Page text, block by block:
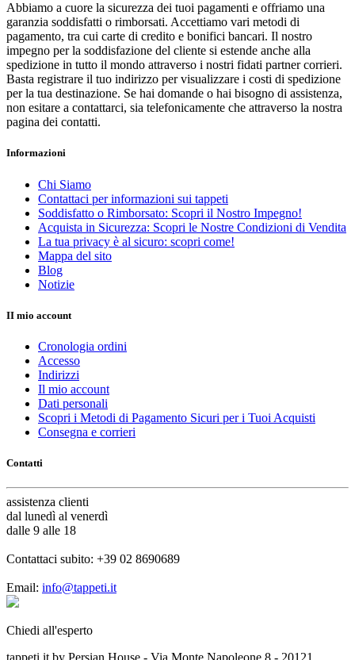
Abbiamo a cuore la sicurezza dei tuoi pagamenti e offriamo una
garanzia soddisfatti o rimborsati. Accettiamo vari metodi di
pagamento, tra cui carte di credito e bonifici bancari. Il nostro
impegno per la soddisfazione del cliente si estende anche alla
spedizione in tutto il mondo attraverso i nostri fidati partner corrieri.
Basta registrare il tuo indirizzo per visualizzare i costi di spedizione
per la tua destinazione. Se hai domande o hai bisogno di assistenza,
non esitare a contattarci, sia telefonicamente che attraverso la nostra
pagina dei contatti.
Informazioni
Chi Siamo
Contattaci per informazioni sui tappeti
Soddisfatto o Rimborsato: Scopri il Nostro Impegno!
Acquista in Sicurezza: Scopri le Nostre Condizioni di Vendita
La tua privacy è al sicuro: scopri come!
Mappa del sito
Blog
Notizie
II mio account
Cronologia ordini
Accesso
Indirizzi
Il mio account
Dati personali
Scopri i Metodi di Pagamento Sicuri per i Tuoi Acquisti
Consegna e corrieri
Contatti
assistenza clienti
dal lunedì al venerdì
dalle 9 alle 18
Contattaci subito: +39 02 8690689
Email: info@tappeti.it
Chiedi all'esperto